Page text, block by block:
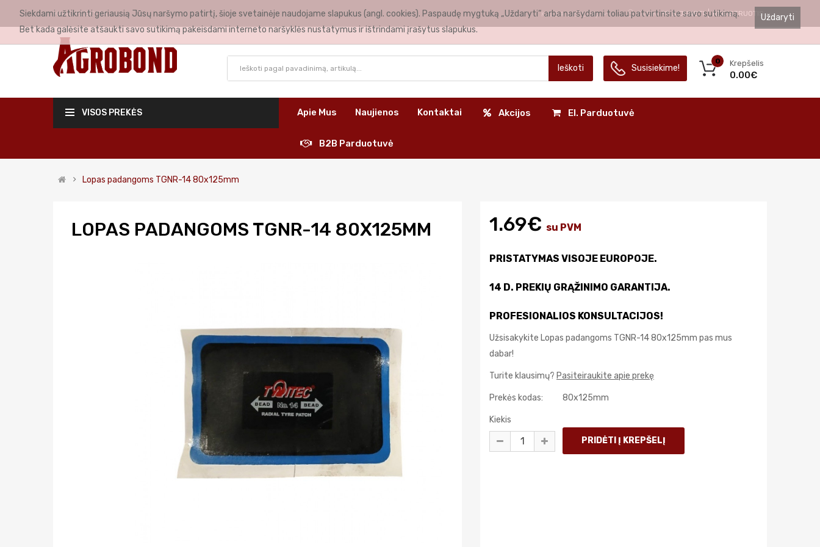
MANO PASKYRA KALBA LIETUVIŲ SVEIKI PRISIJUNGTI REGISTRUOTIS
Ieškoti Krepšelis
0
0.00€
Susisiekime!
VISOS PREKĖS Apie Mus Naujienos Kontaktai Akcijos El. Parduotuvė
B2B Parduotuvė
Lopas padangoms TGNR-14 80x125mm
LOPAS PADANGOMS TGNR-14 80X125MM 1.69€ su PVM
PRISTATYMAS VISOJE EUROPOJE.
14 D. PREKIŲ GRĄŽINIMO GARANTIJA.
PROFESIONALIOS KONSULTACIJOS!
Užsisakykite Lopas padangoms TGNR-14 80x125mm pas mus
dabar!
Turite klausimų? Pasiteiraukite apie prekę
Prekės kodas: 80x125mm
Kiekis
Uždaryti
Siekdami užtikrinti geriausią Jūsų naršymo patirtį, šioje svetainėje naudojame slapukus (angl. cookies). Paspaudę mygtuką „Uždaryti“ arba naršydami toliau patvirtinsite savo sutikimą.
Bet kada galėsite atšaukti savo sutikimą pakeisdami interneto naršyklės nustatymus ir ištrindami įrašytus slapukus.